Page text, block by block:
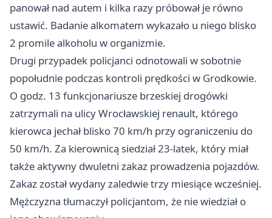
panował nad autem i kilka razy próbował je równo
ustawić. Badanie alkomatem wykazało u niego blisko
2 promile alkoholu w organizmie.
Drugi przypadek policjanci odnotowali w sobotnie
popołudnie podczas kontroli prędkości w Grodkowie.
O godz. 13 funkcjonariusze brzeskiej drogówki
zatrzymali na ulicy Wrocławskiej renault, którego
kierowca jechał blisko 70 km/h przy ograniczeniu do
50 km/h. Za kierownicą siedział 23-latek, który miał
także aktywny dwuletni zakaz prowadzenia pojazdów.
Zakaz został wydany zaledwie trzy miesiące wcześniej.
Mężczyzna tłumaczył policjantom, że nie wiedział o